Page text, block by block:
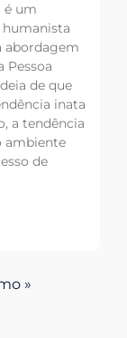
é um
abordagem
Pessoa
de que
inata
a tendência
ambiente
de
»